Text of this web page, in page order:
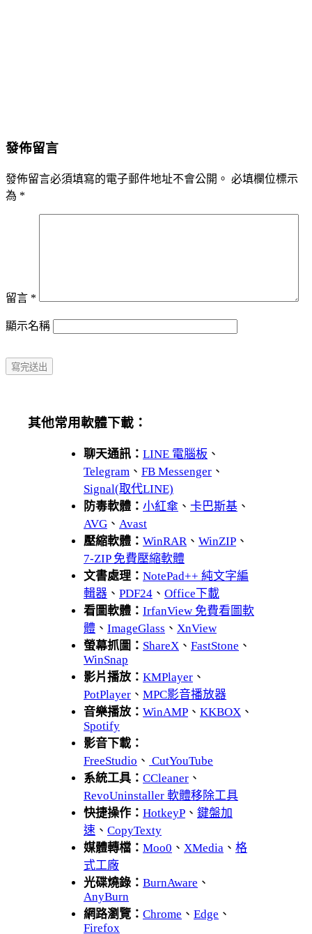
發佈留言
發佈留言必須填寫的電子郵件地址不會公開。 必填欄位標示
為 *
留言 *
顯示名稱
其他常用軟體下載：
聊天通訊： LINE 電腦板 、
Telegram 、 FB Messenger 、
Signal(取代LINE)
防毒軟體： 小紅傘 、 卡巴斯基 、
AVG 、 Avast
壓縮軟體： WinRAR、 WinZIP 、
7-ZIP 免費壓縮軟體
文書處理： NotePad++ 純文字編
輯器 、 PDF24 、 Office下載
看圖軟體： IrfanView 免費看圖軟
體 、 ImageGlass 、 XnView
螢幕抓圖： ShareX 、 FastStone 、
WinSnap
影片播放： KMPlayer 、
PotPlayer 、 MPC影音播放器
音樂播放： WinAMP 、 KKBOX 、
Spotify
影音下載：
FreeStudio 、 CutYouTube
系統工具： CCleaner 、
RevoUninstaller 軟體移除工具
快捷操作： HotkeyP 、 鍵盤加
速 、 CopyTexty
媒體轉檔： Moo0 、 XMedia 、 格
式工廠
光碟燒錄： BurnAware 、
AnyBurn
網路瀏覽： Chrome 、 Edge 、
Firefox